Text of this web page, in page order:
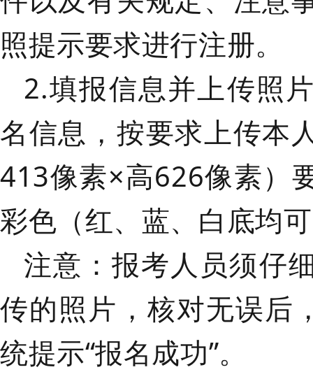
照提示要求进行注册。
2.填报信息并上传照
名信息，按要求上传本
413像素×高626像素）
彩色（红、蓝、白底均
注意 ：报考人员须仔
传的照片，核对无误后
统提示“报名成功”。